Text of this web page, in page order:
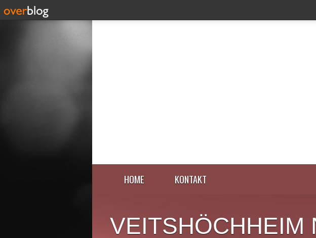
HOME KONTAKT
VEITSHÖCHHEIM